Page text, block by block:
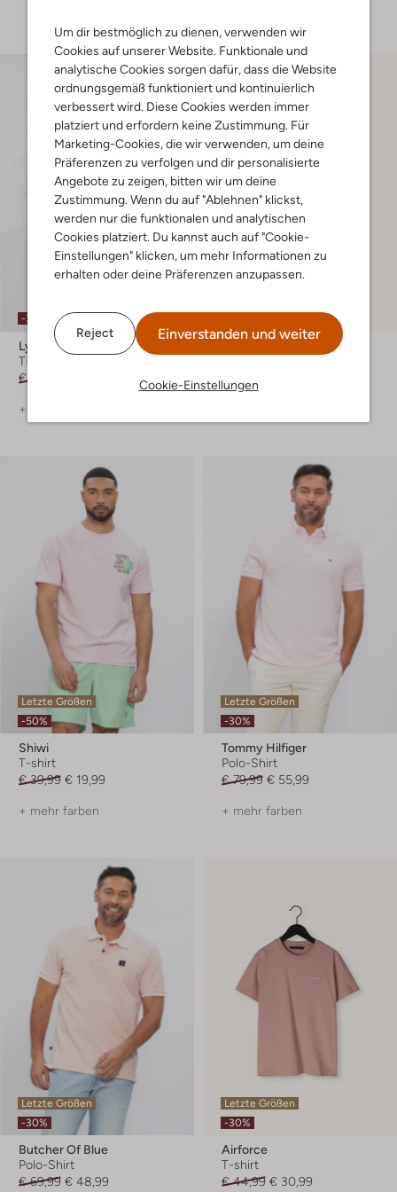
Um dir bestmöglich zu dienen, verwenden wir
Cookies auf unserer Website. Funktionale und
analytische Cookies sorgen dafür, dass die Website
ordnungsgemäß funktioniert und kontinuierlich
verbessert wird. Diese Cookies werden immer
platziert und erfordern keine Zustimmung. Für
Marketing-Cookies, die wir verwenden, um deine
Präferenzen zu verfolgen und dir personalisierte
Angebote zu zeigen, bitten wir um deine
Zustimmung. Wenn du auf "Ablehnen" klickst,
werden nur die funktionalen und analytischen
Cookies platziert. Du kannst auch auf "Cookie-
Einstellungen" klicken, um mehr Informationen zu
erhalten oder deine Präferenzen anzupassen.
Reject Einverstanden und weiter
Cookie-Einstellungen
-30%
Lyle & Scott
T-shirt
€ 35,99
+ mehr farben
€ 21,99
Letzte Größen
-50%
Shiwi
T-shirt
€ 39,99 € 19,99
+ mehr farben
Letzte Größen
-30%
Tommy Hilfiger
Polo-Shirt
€ 79,99 € 55,99
+ mehr farben
Letzte Größen
-30%
Butcher Of Blue
Polo-Shirt
€ 69,99 € 48,99
Letzte Größen
-30%
Airforce
T-shirt
€ 44,99 € 30,99